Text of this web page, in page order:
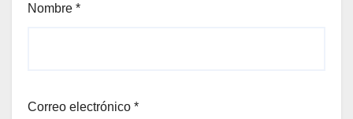
Nombre *
Correo electrónico *